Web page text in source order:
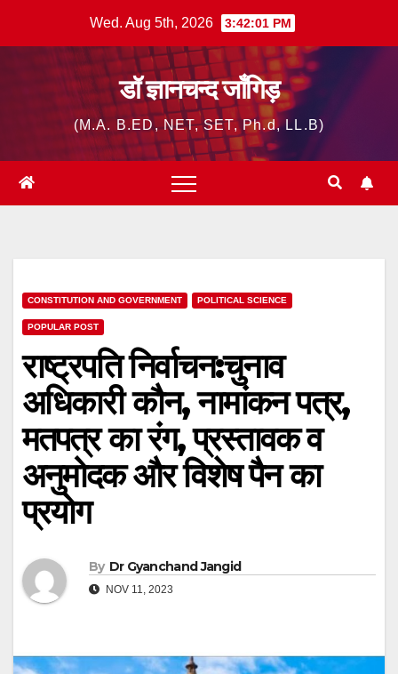
Wed. Aug 5th, 2026 3:42:02 PM
डॉ ज्ञानचन्द जाँगिड़
(M.A. B.ED, NET, SET, Ph.d, LL.B)
CONSTITUTION AND GOVERNMENT POLITICAL SCIENCE
POPULAR POST
राष्ट्रपति निर्वाचन:चुनाव
अधिकारी कौन, नामांकन पत्र,
मतपत्र का रंग, प्रस्तावक व
अनुमोदक और विशेष पैन का
प्रयोग
By Dr Gyanchand Jangid
NOV 11, 2023